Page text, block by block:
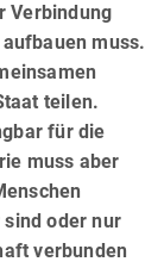
Verbindung
muss.
teilen.
für die
muss aber
oder nur
verbunden